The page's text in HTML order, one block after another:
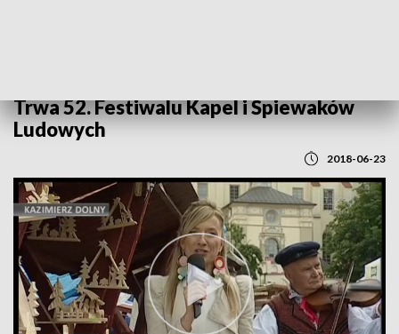
Trwa 52. Festiwalu Kapel i Śpiewaków
Ludowych
2018-06-23